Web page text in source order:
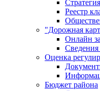
Реестр
"Дорожная
Онлайн
Оценка
Бюджет района